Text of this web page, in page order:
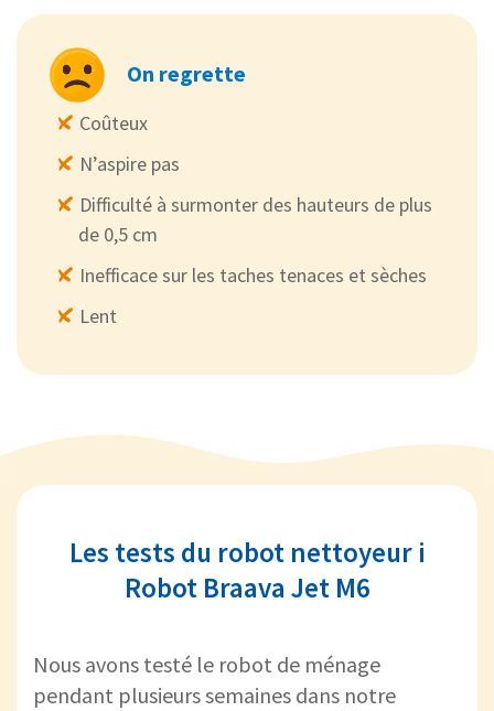
On regrette
Coûteux
N’aspire pas
Difficulté à surmonter des hauteurs de plus
de 0,5 cm
Inefficace sur les taches tenaces et sèches
Lent
Les tests du robot nettoyeur i
Robot Braava Jet M6
Nous avons testé le robot de ménage
pendant plusieurs semaines dans notre